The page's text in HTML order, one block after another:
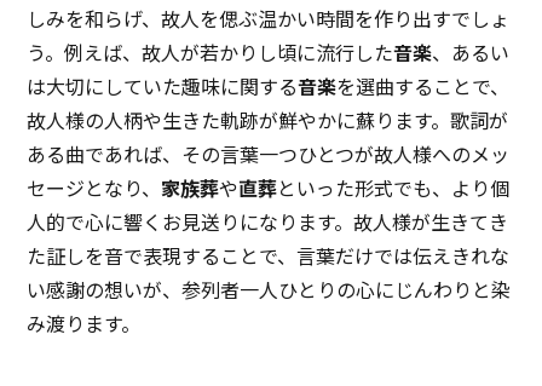
しみを和らげ、故人を偲ぶ温かい時間を作り出すでしょ
う。例えば、故人が若かりし頃に流行した音楽、あるい
は大切にしていた趣味に関する音楽を選曲することで、
故人様の人柄や生きた軌跡が鮮やかに蘇ります。歌詞が
ある曲であれば、その言葉一つひとつが故人様へのメッ
セージとなり、家族葬や直葬といった形式でも、より個
人的で心に響くお見送りになります。故人様が生きてき
た証しを音で表現することで、言葉だけでは伝えきれな
い感謝の想いが、参列者一人ひとりの心にじんわりと染
み渡ります。